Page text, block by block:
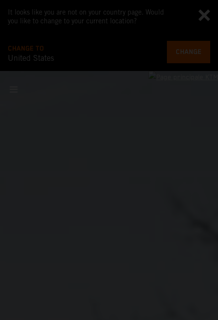
It looks like you are not on your country page. Would
you like to change to your current location?
CHANGE TO
United States
CHANGE